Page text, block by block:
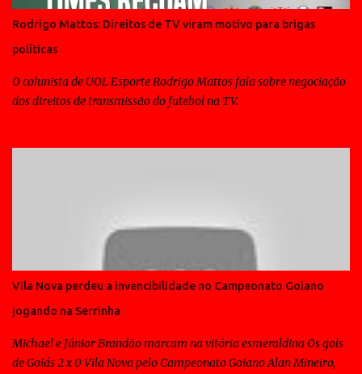
Rodrigo Mattos: Direitos de TV viram motivo para brigas
políticas
O colunista de UOL Esporte Rodrigo Mattos fala sobre negociação
dos direitos de transmissão do futebol na TV.
Vila Nova perdeu a invencibilidade no Campeonato Goiano
jogando na Serrinha
Michael e Júnior Brandão marcam na vitória esmeraldina Os gols
de Goiás 2 x 0 Vila Nova pelo Campeonato Goiano Alan Mineiro,